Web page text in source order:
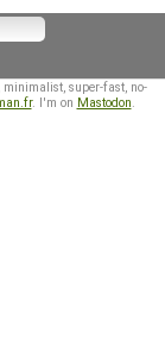
minimalist, super-fast, no-
. I'm on Mastodon.